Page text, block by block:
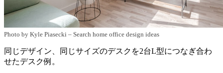
Photo by Kyle Piasecki – Search home office design ideas
同じデザイン、同じサイズのデスクを2台L型につなぎ合わ
せたデスク例。